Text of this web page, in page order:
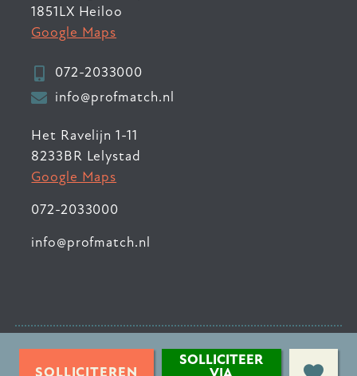
SOLLICITEREN
SOLLICITEER
1851LX Heiloo
Google Maps
072-2033000
info@profmatch.nl
Het Ravelijn 1-11
8233BR Lelystad
Google Maps
072-2033000
info@profmatch.nl
© 2026 ProfMatch •
Privacyverklaring